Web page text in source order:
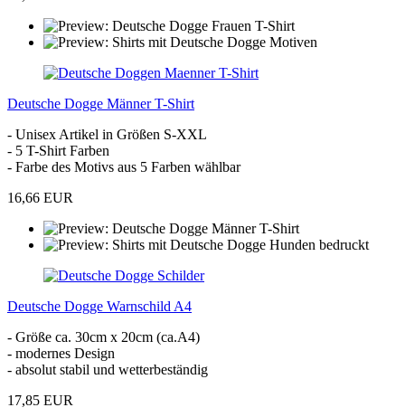
Deutsche Dogge Männer T-Shirt
- Unisex Artikel in Größen S-XXL
- 5 T-Shirt Farben
- Farbe des Motivs aus 5 Farben wählbar
16,66 EUR
Deutsche Dogge Warnschild A4
- Größe ca. 30cm x 20cm (ca.A4)
- modernes Design
- absolut stabil und wetterbeständig
17,85 EUR